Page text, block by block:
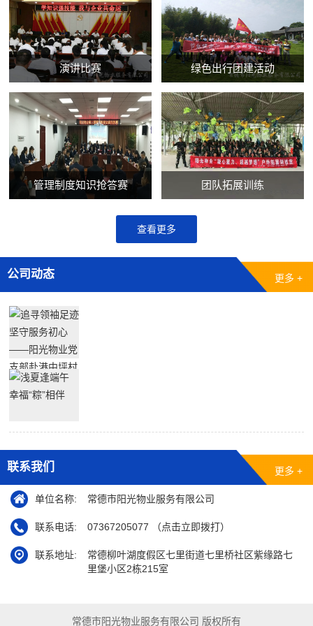
演讲比赛 绿色出行团建活动
管理制度知识抢答赛 团队拓展训练
查看更多
公司动态 更多 +
联系我们 更多 +
单位名称: 常德市阳光物业服务有限公司
联系电话: 07367205077 （点击立即拨打）
联系地址:
常德柳叶湖度假区七里街道七里桥社区紫缘路七
里堡小区2栋215室
常德市阳光物业服务有限公司 版权所有